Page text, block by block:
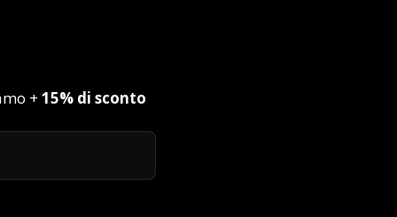
+ 15% di sconto